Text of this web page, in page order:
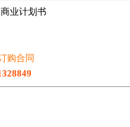
业计划书
购合同